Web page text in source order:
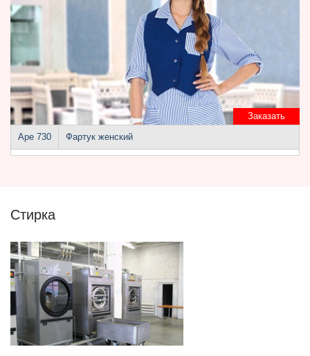
Заказать
Аре 730 Фартук женский
Стирка